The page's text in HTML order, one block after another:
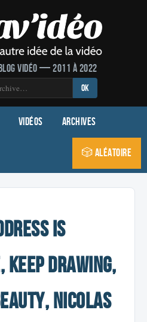
vidéo — 2011 à 2022
OK
Vidéos Archives
🎲 Aléatoire
Is
keep drawing,
Nicolas